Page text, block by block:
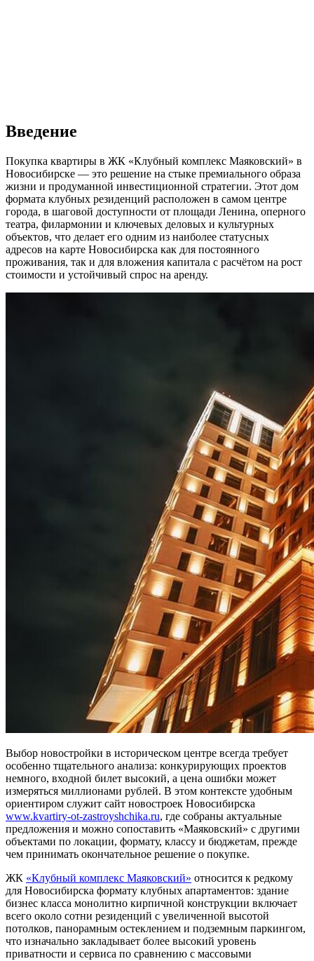
Введение
Покупка квартиры в ЖК «Клубный комплекс Маяковский» в
Новосибирске — это решение на стыке премиального образа
жизни и продуманной инвестиционной стратегии. Этот дом
формата клубных резиденций расположен в самом центре
города, в шаговой доступности от площади Ленина, оперного
театра, филармонии и ключевых деловых и культурных
объектов, что делает его одним из наиболее статусных
адресов на карте Новосибирска как для постоянного
проживания, так и для вложения капитала с расчётом на рост
стоимости и устойчивый спрос на аренду.
Выбор новостройки в историческом центре всегда требует
особенно тщательного анализа: конкурирующих проектов
немного, входной билет высокий, а цена ошибки может
измеряться миллионами рублей. В этом контексте удобным
ориентиром служит сайт новостроек Новосибирска
www.kvartiry-ot-zastroyshchika.ru, где собраны актуальные
предложения и можно сопоставить «Маяковский» с другими
объектами по локации, формату, классу и бюджетам, прежде
чем принимать окончательное решение о покупке.
ЖК «Клубный комплекс Маяковский» относится к редкому
для Новосибирска формату клубных апартаментов: здание
бизнес класса монолитно кирпичной конструкции включает
всего около сотни резиденций с увеличенной высотой
потолков, панорамным остеклением и подземным паркингом,
что изначально закладывает более высокий уровень
приватности и сервиса по сравнению с массовыми